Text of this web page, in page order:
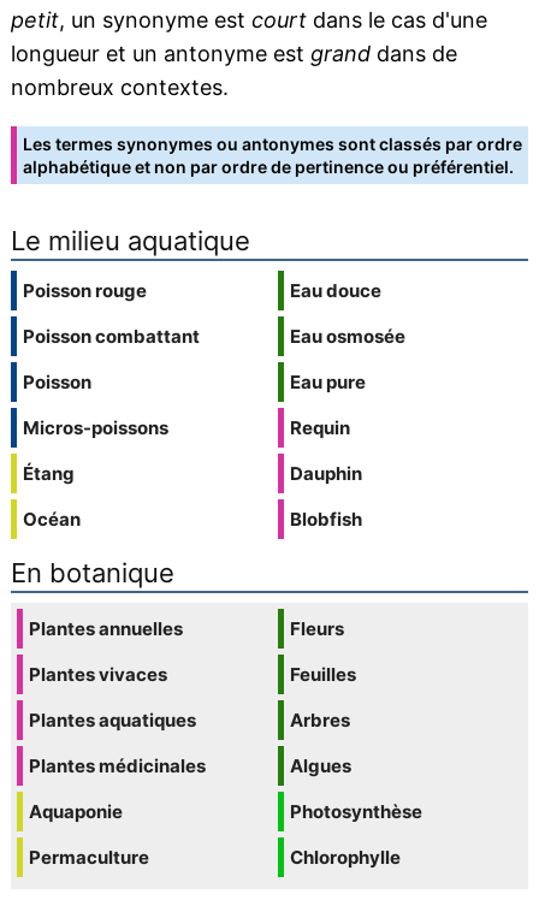
petit, un synonyme est courtdans le cas d'une
longueur et un antonyme est granddans de
nombreux contextes.
Les termes synonymes ou antonymes sont classés par ordre
alphabétique et non par ordre de pertinence ou préférentiel.
Le milieu aquatique
Poisson rouge
Poisson combattant
Poisson
Micros-poissons
Étang
Océan
Eau douce
Eau osmosée
Eau pure
Requin
Dauphin
Blobfish
En botanique
Plantes annuelles
Plantes vivaces
Plantes aquatiques
Plantes médicinales
Aquaponie
Permaculture
Fleurs
Feuilles
Arbres
Algues
Photosynthèse
Chlorophylle